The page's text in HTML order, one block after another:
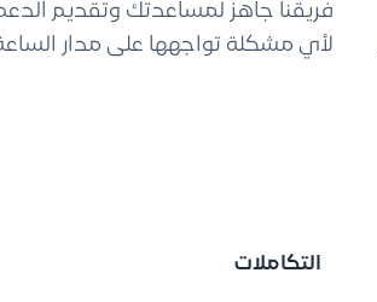
فريقنا جاهز لمساعدتك وتقديم
لأي مشكلة تواجهها على مدار
التكاملات